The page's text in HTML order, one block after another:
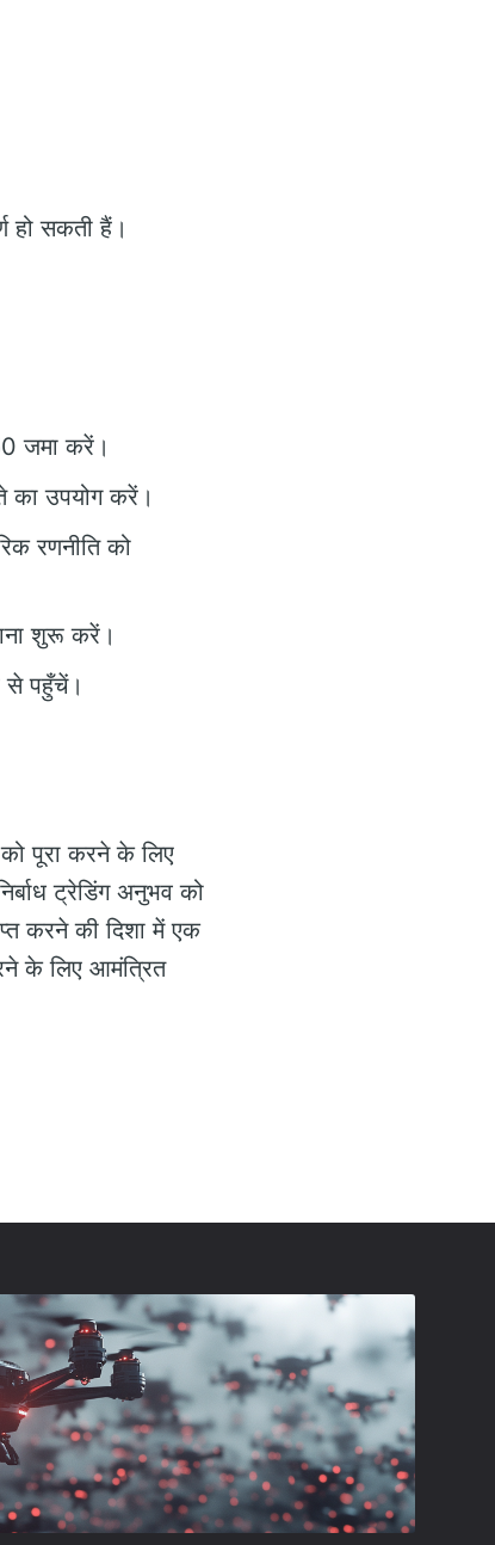
हो सकती हैं।
जमा करें।
का उपयोग करें।
रणनीति को
शुरू करें।
से पहुँचें।
को पूरा करने के लिए
ट्रेडिंग अनुभव को
करने की दिशा में एक
के लिए आमंत्रित